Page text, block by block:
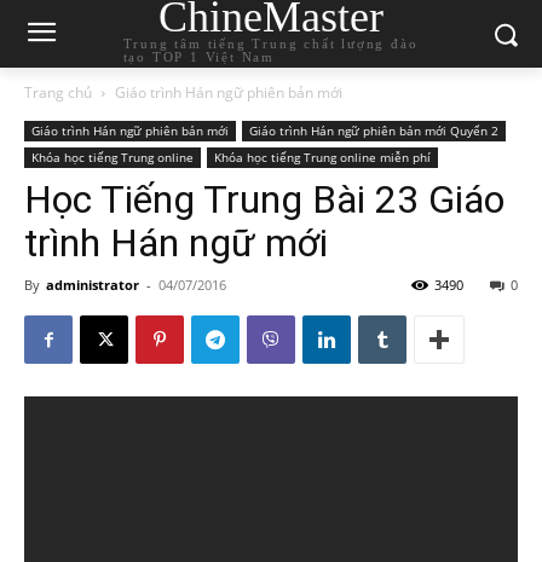
ChineMaster
Trung tâm tiếng Trung chất lượng đào
tạo TOP 1 Việt Nam
Trang chủ Giáo trình Hán ngữ phiên bản mới
Giáo trình Hán ngữ phiên bản mới
Giáo trình Hán ngữ phiên bản mới Quyển 2
Khóa học tiếng Trung online
Khóa học tiếng Trung online miễn phí
Học Tiếng Trung Bài 23 Giáo
trình Hán ngữ mới
By administrator - 04/07/2016 0
3490